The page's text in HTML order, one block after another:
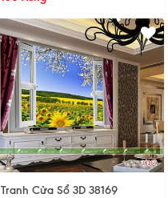
Tranh Cửa Sổ 3D 38169